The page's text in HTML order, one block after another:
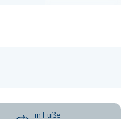
in Füße